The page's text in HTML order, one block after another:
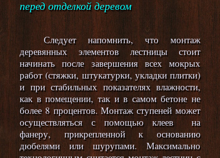
перед отделкой деревом
Следует напомнить, что монтаж
деревянных элементов лестницы стоит
начинать после завершения всех мокрых
работ (стяжки, штукатурки, укладки плитки)
и при стабильных показателях влажности,
как в помещении, так и в самом бетоне не
более 8 процентов. Монтаж ступеней может
осуществляться с помощью клеев на
фанеру, прикрепленной к основанию
дюбелями или шурупами. Максимально